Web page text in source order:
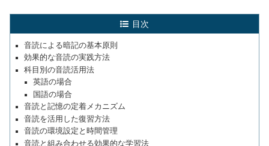
目次
音読による暗記の基本原則
効果的な音読の実践方法
科目別の音読活用法
英語の場合
国語の場合
音読と記憶の定着メカニズム
音読を活用した復習方法
音読の環境設定と時間管理
音読と組み合わせる効果的な学習法